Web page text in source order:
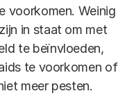
voorkomen. Weinig
in staat om met
te beïnvloeden,
te voorkomen of
meer pesten.